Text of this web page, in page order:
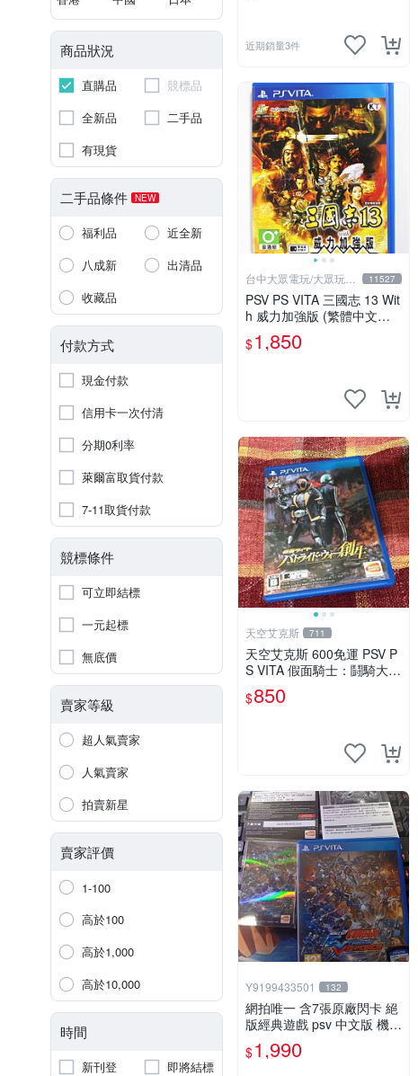
商品狀況
直購品
競標品
全新品
二手品
有現貨
二手品條件 NEW
福利品
近全新
八成新
出清品
收藏品
付款方式
現金付款
信用卡一次付清
分期0利率
萊爾富取貨付款
7-11取貨付款
競標條件
可立即結標
一元起標
無底價
賣家等級
超人氣賣家
人氣賣家
拍賣新星
賣家評價
1-100
高於100
高於1,000
高於10,000
時間
新刊登 即將結標
近期銷量3件
台中大眾電玩/大眾玩具
店
11527
PSV PS VITA 三國志 13 Wit
h 威力加強版 (繁體中文版)*
*(二手商品)【台中大眾電
玩】
$1,850
天空艾克斯 711
天空艾克斯 600免運 PSV P
S VITA 假面騎士：鬪騎大戰
創生 普通版 純日版
$850
Y9199433501 132
網拍唯一 含7張原廠閃卡 絕
版經典遊戲 psv 中文版 機動
戰士 鋼彈 極限VS. FORCE
$1,990